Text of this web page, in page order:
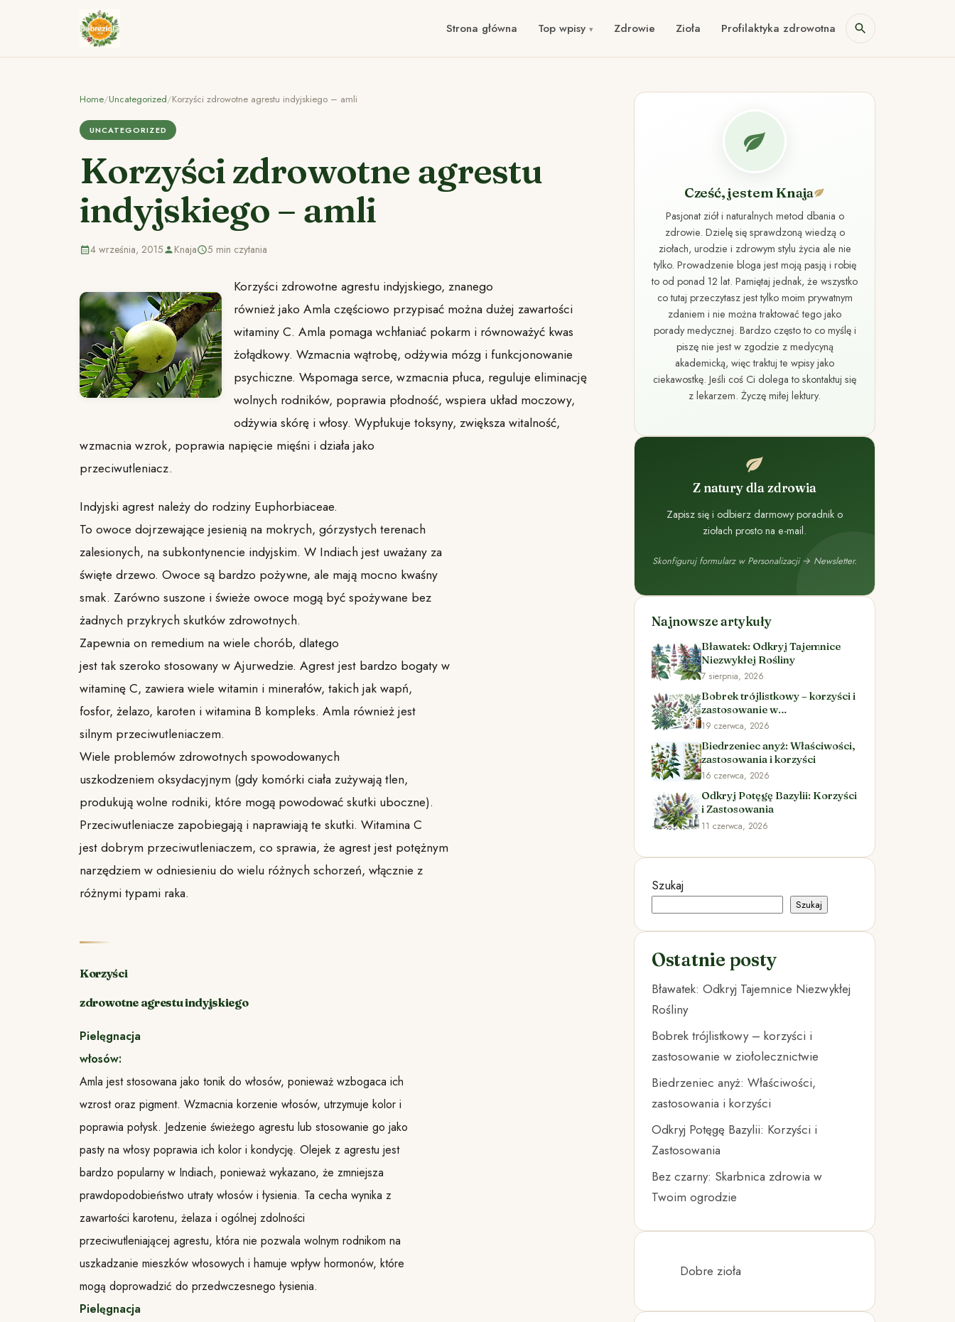
Strona główna Top wpisy Zdrowie Zioła Profilaktyka zdrowotna
Home/Uncategorized/Korzyści zdrowotne agrestu indyjskiego – amli
UNCATEGORIZED
Korzyści zdrowotne agrestu
indyjskiego – amli
4 września, 2015 Knaja 5 min czytania
Korzyści zdrowotne agrestu indyjskiego, znanego
również jako Amla częściowo przypisać można dużej zawartości
witaminy C. Amla pomaga wchłaniać pokarm i równoważyć kwas
żołądkowy. Wzmacnia wątrobę, odżywia mózg i funkcjonowanie
psychiczne. Wspomaga serce, wzmacnia płuca, reguluje eliminację
wolnych rodników, poprawia płodność, wspiera układ moczowy,
odżywia skórę i włosy. Wypłukuje toksyny, zwiększa witalność,
wzmacnia wzrok, poprawia napięcie mięśni i działa jako
przeciwutleniacz.
Indyjski agrest należy do rodziny Euphorbiaceae.
To owoce dojrzewające jesienią na mokrych, górzystych terenach
zalesionych, na subkontynencie indyjskim. W Indiach jest uważany za
święte drzewo. Owoce są bardzo pożywne, ale mają mocno kwaśny
smak. Zarówno suszone i świeże owoce mogą być spożywane bez
żadnych przykrych skutków zdrowotnych.
Zapewnia on remedium na wiele chorób, dlatego
jest tak szeroko stosowany w Ajurwedzie. Agrest jest bardzo bogaty w
witaminę C, zawiera wiele witamin i minerałów, takich jak wapń,
fosfor, żelazo, karoten i witamina B kompleks. Amla również jest
silnym przeciwutleniaczem.
Wiele problemów zdrowotnych spowodowanych
uszkodzeniem oksydacyjnym (gdy komórki ciała zużywają tlen,
produkują wolne rodniki, które mogą powodować skutki uboczne).
Przeciwutleniacze zapobiegają i naprawiają te skutki. Witamina C
jest dobrym przeciwutleniaczem, co sprawia, że agrest jest potężnym
narzędziem w odniesieniu do wielu różnych schorzeń, włącznie z
różnymi typami raka.
Korzyści
zdrowotne agrestu indyjskiego
Pielęgnacja
włosów:
Amla jest stosowana jako tonik do włosów, ponieważ wzbogaca ich
wzrost oraz pigment. Wzmacnia korzenie włosów, utrzymuje kolor i
poprawia połysk. Jedzenie świeżego agrestu lub stosowanie go jako
pasty na włosy poprawia ich kolor i kondycję. Olejek z agrestu jest
bardzo popularny w Indiach, ponieważ wykazano, że zmniejsza
prawdopodobieństwo utraty włosów i łysienia. Ta cecha wynika z
zawartości karotenu, żelaza i ogólnej zdolności
przeciwutleniającej agrestu, która nie pozwala wolnym rodnikom na
uszkadzanie mieszków włosowych i hamuje wpływ hormonów, które
mogą doprowadzić do przedwczesnego łysienia.
Pielęgnacja
Cześć, jestem Knaja
Pasjonat ziół i naturalnych metod dbania o
zdrowie. Dzielę się sprawdzoną wiedzą o
ziołach, urodzie i zdrowym stylu życia ale nie
tylko. Prowadzenie bloga jest moją pasją i robię
to od ponad 12 lat. Pamiętaj jednak, że wszystko
co tutaj przeczytasz jest tylko moim prywatnym
zdaniem i nie można traktować tego jako
porady medycznej. Bardzo często to co myślę i
piszę nie jest w zgodzie z medycyną
akademicką, więc traktuj te wpisy jako
ciekawostkę. Jeśli coś Ci dolega to skontaktuj się
z lekarzem. Życzę miłej lektury.
Z natury dla zdrowia
Zapisz się i odbierz darmowy poradnik o
ziołach prosto na e-mail.
Skonfiguruj formularz w Personalizacji → Newsletter.
Najnowsze artykuły
Bławatek: Odkryj Tajemnice
Niezwykłej Rośliny
7 sierpnia, 2026
Bobrek trójlistkowy – korzyści i
zastosowanie w
ziołolecznictwie
19 czerwca, 2026
Biedrzeniec anyż: Właściwości,
zastosowania i korzyści
16 czerwca, 2026
Odkryj Potęgę Bazylii: Korzyści
i Zastosowania
11 czerwca, 2026
Szukaj
Szukaj
Ostatnie posty
Bławatek: Odkryj Tajemnice Niezwykłej
Rośliny
Bobrek trójlistkowy – korzyści i
zastosowanie w ziołolecznictwie
Biedrzeniec anyż: Właściwości,
zastosowania i korzyści
Odkryj Potęgę Bazylii: Korzyści i
Zastosowania
Bez czarny: Skarbnica zdrowia w
Twoim ogrodzie
Dobre zioła